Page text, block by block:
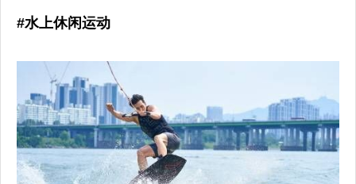
#水上休闲运动